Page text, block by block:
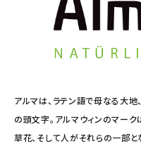
アルマは、ラテン語で母なる大地
の頭文字。アルマウィンのマー
草花、そして人がそれらの一部